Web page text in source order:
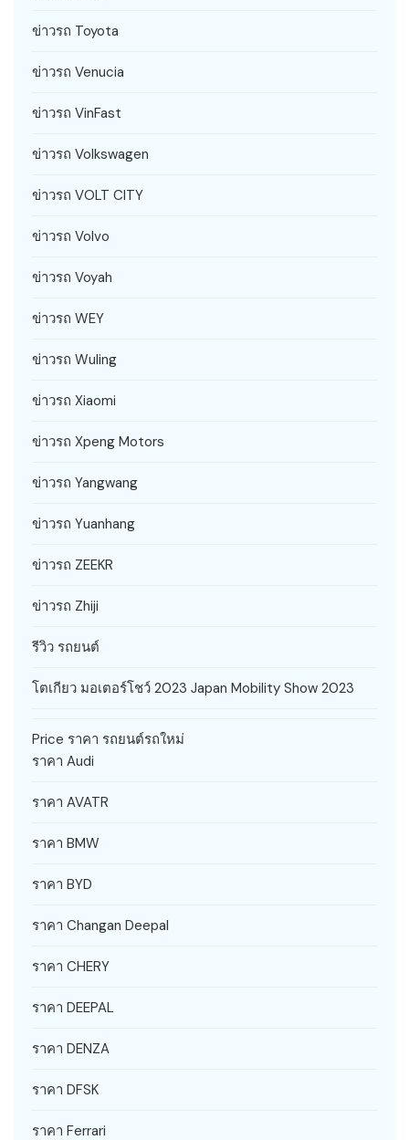
ข่าวรถ Toyota
ข่าวรถ Venucia
ข่าวรถ VinFast
ข่าวรถ Volkswagen
ข่าวรถ VOLT CITY
ข่าวรถ Volvo
ข่าวรถ Voyah
ข่าวรถ WEY
ข่าวรถ Wuling
ข่าวรถ Xiaomi
ข่าวรถ Xpeng Motors
ข่าวรถ Yangwang
ข่าวรถ Yuanhang
ข่าวรถ ZEEKR
ข่าวรถ Zhiji
รีวิว รถยนต์
โตเกียว มอเตอร์โชว์ 2023 Japan Mobility Show 2023
Price ราคา รถยนต์รถใหม่
ราคา Audi
ราคา AVATR
ราคา BMW
ราคา BYD
ราคา Changan Deepal
ราคา CHERY
ราคา DEEPAL
ราคา DENZA
ราคา DFSK
ราคา Ferrari